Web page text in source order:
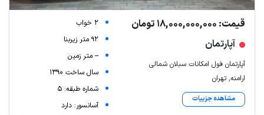
قیمت: 18,000,000,000 تومان
آپارتمان
آپارتمان فول امکانات سبلان شمالی
ارامنه, تهران
مشاهده جزییات
2 خواب
92 متر زیربنا
-- متر زمین
سال ساخت 1390
شماره طبقه: 5
آسانسور: دارد